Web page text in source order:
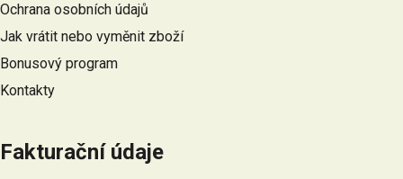
í
Ochrana osobních údajů
Jak vrátit nebo vyměnit zboží
Bonusový program
Kontakty
Fakturační údaje